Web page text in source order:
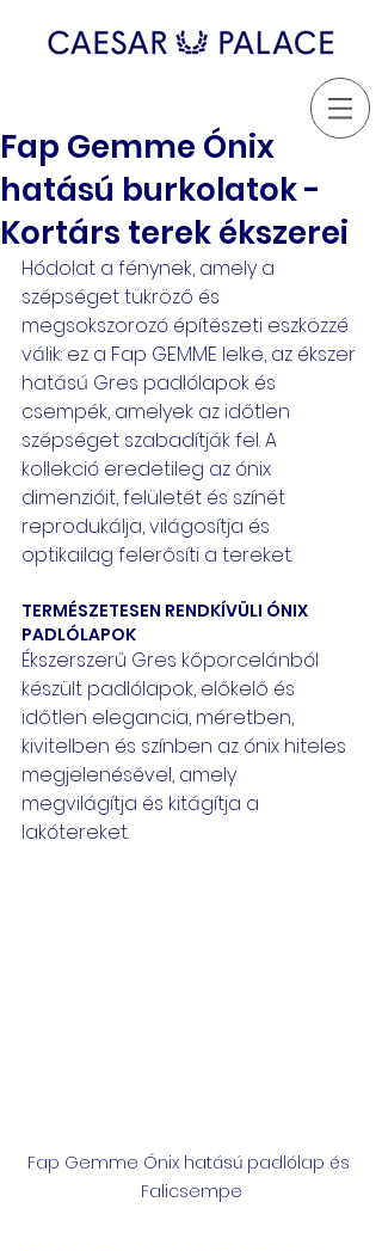
Fap Gemme Ónix
hatású burkolatok -
Kortárs terek ékszerei
Hódolat a fénynek, amely a
szépséget tükröző és
megsokszorozó építészeti eszközzé
válik: ez a Fap GEMME lelke, az ékszer
hatású Gres padlólapok és
csempék, amelyek az időtlen
szépséget szabadítják fel. A
kollekció eredetileg az ónix
dimenzióit, felületét és színét
reprodukálja, világosítja és
optikailag felerősíti a tereket.
TERMÉSZETESEN RENDKÍVÜLI ÓNIX
PADLÓLAPOK
Ékszerszerű Gres kőporcelánból
készült padlólapok, előkelő és
időtlen elegancia, méretben,
kivitelben és színben az ónix hiteles
megjelenésével, amely
megvilágítja és kitágítja a
lakótereket.
Fap Gemme Ónix hatású padlólap és
Falicsempe